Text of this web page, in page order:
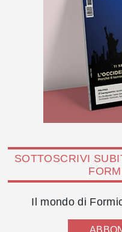
SOTTOSCRIVI
Il mondo di